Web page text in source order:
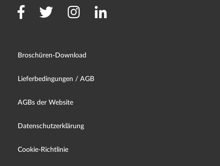
Broschüren-Download
Lieferbedingungen / AGB
AGBs der Website
Datenschutzerklärung
Cookie-Richtlinie